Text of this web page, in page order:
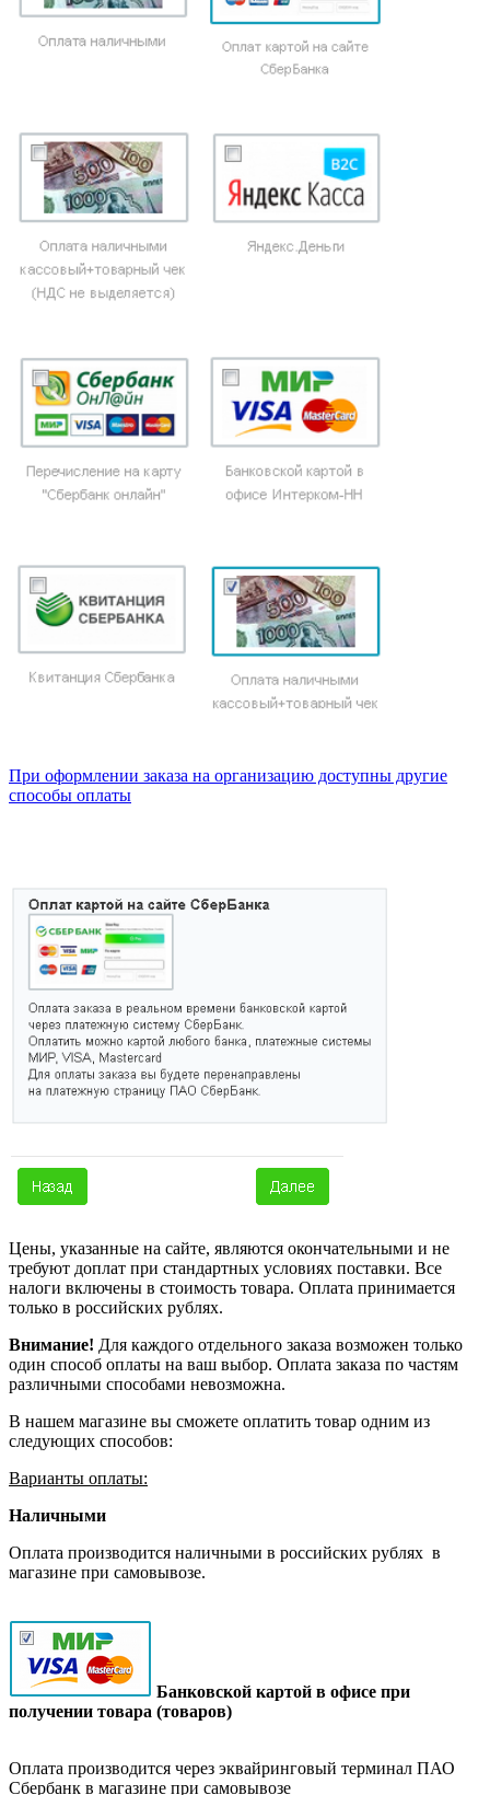
При оформлении заказа на организацию доступны другие
способы оплаты
Цены, указанные на сайте, являются окончательными и не
требуют доплат при стандартных условиях поставки. Все
налоги включены в стоимость товара. Оплата принимается
только в российских рублях.
Внимание! Для каждого отдельного заказа возможен только
один способ оплаты на ваш выбор. Оплата заказа по частям
различными способами невозможна.
В нашем магазине вы сможете оплатить товар одним из
следующих способов:
Варианты оплаты:
Наличными
Оплата производится наличными в российских рублях в
магазине при самовывозе.
Банковской картой в офисе при
получении товара (товаров)
Оплата производится через эквайринговый терминал ПАО
Сбербанк в магазине при самовывозе